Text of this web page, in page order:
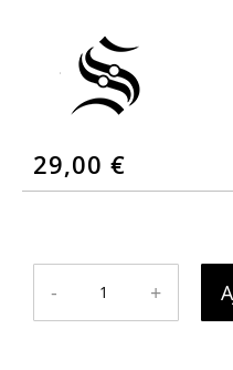
gallery
29,00 €
- +